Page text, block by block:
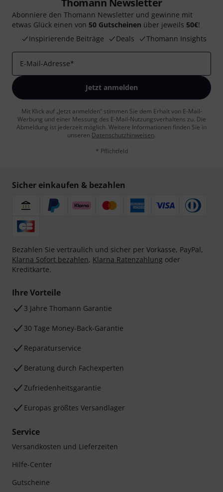
Thomann Newsletter
Abonniere den Thomann Newsletter und gewinne mit
etwas Glück einen von 50 Gutscheinen über jeweils 50€!
Inspirierende Beiträge
Deals Thomann Insights
E-Mail-Adresse*
Jetzt anmelden
Mit Klick auf „Jetzt anmelden“ stimmen Sie dem Erhalt von E-Mail-
Werbung und einer Messung des E-Mail-Nutzungsverhaltens zu. Die
Abmeldung ist jederzeit möglich. Weitere Informationen finden Sie in
unseren Datenschutzhinweisen.
* Pflichtfeld
Sicher einkaufen & bezahlen
Bezahlen Sie vertraulich und sicher per Vorkasse, PayPal,
Klarna Sofort bezahlen, Klarna Ratenzahlung oder
Kreditkarte.
Ihre Vorteile
3 Jahre Thomann Garantie
30 Tage Money-Back-Garantie
Reparaturservice
Beratung durch Fachexperten
Zufriedenheitsgarantie
Europas größtes Versandlager
Service
Versandkosten und Lieferzeiten
Hilfe-Center
Gutscheine